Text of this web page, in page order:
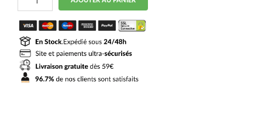
Maillot
USA
Domicile
2024
2025